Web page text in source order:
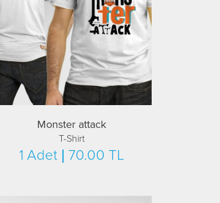
Monster attack
T-Shirt
1 Adet | 70.00 TL